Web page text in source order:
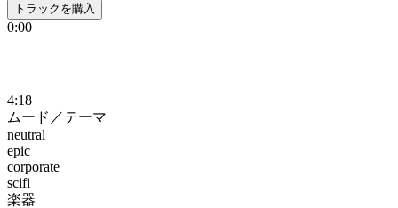
トラックを購入
0:00
4:18
ムード／テーマ
neutral
epic
corporate
scifi
楽器